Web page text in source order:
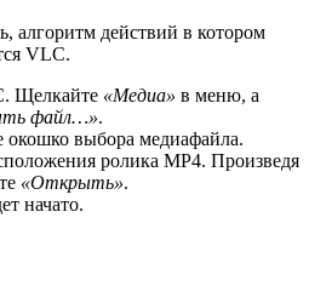
алгоритм действий в котором
VLC.
Щелкайте «Медиа» в меню, а
файл…».
окошко выбора медиафайла.
ролика MP4. Произведя
«Открыть».
начато.